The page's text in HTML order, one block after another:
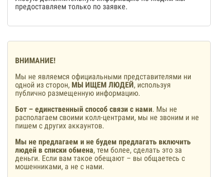
предоставляем только по заявке.
ВНИМАНИЕ!
Мы не являемся официальными представителями ни
одной из сторон, МЫ ИЩЕМ ЛЮДЕЙ, используя
публично размещенную информацию.
Бот – единственный способ связи с нами. Мы не
располагаем своими колл-центрами, мы не звоним и не
пишем с других аккаунтов.
Мы не предлагаем и не будем предлагать включить
людей в списки обмена, тем более, сделать это за
деньги. Если вам такое обещают – вы общаетесь с
мошенниками, а не с нами.